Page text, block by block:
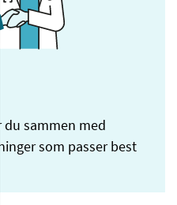
du sammen med
som passer best